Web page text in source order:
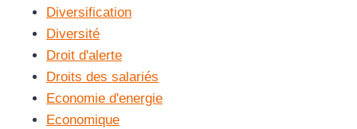
Diversification
Diversité
Droit d'alerte
Droits des salariés
Economie d'energie
Economique